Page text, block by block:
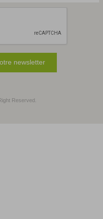
newsletter
Reserved.